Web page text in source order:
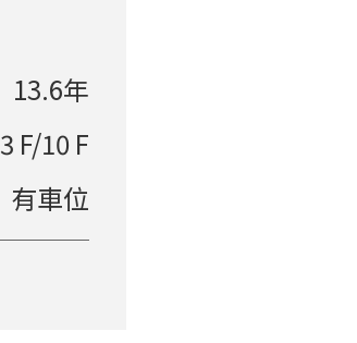
13.6年
3 F/10 F
有車位